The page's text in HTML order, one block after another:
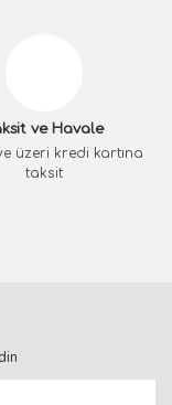
ve Havale
üzeri kredi kartına
taksit